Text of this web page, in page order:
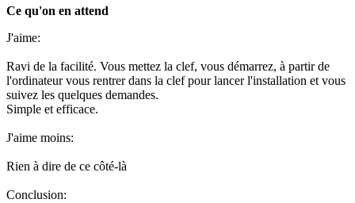
Ce qu'on en attend
J'aime:
Ravi de la facilité. Vous mettez la clef, vous démarrez, à partir de
l'ordinateur vous rentrer dans la clef pour lancer l'installation et vous
suivez les quelques demandes.
Simple et efficace.
J'aime moins:
Rien à dire de ce côté-là
Conclusion: